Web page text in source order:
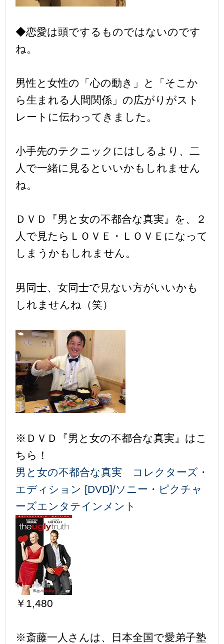
◆恋愛は頭でするものではないのです
ね。
男性と女性の「心の動き」と「そこか
ら生まれる人間関係」の広がりがスト
レートに伝わってきました。
小手先のテクニックにはしるより、二
人で一緒に見るといいかもしれません
ね。
ＤＶＤ『男と女の不都合な真実』を、２
人で見たらＬＯＶＥ・ＬＯＶＥになって
しまうかもしれません。
男同士、女同士で見ない方がいいかも
しれませんね（笑）
※ＤＶＤ『男と女の不都合な真実』はこ
ちら！
男と女の不都合な真実 コレクターズ・
エディション [DVD]/ソニー・ピクチャ
ーズエンタテインメント
￥1,480
※斎藤一人さんは、日本全国で愛弟子塾